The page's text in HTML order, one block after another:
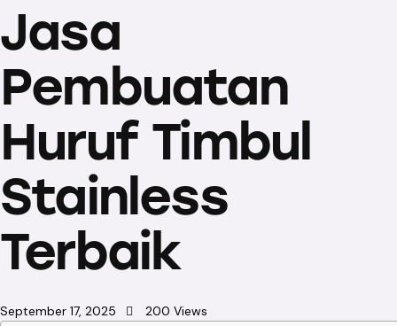
Jasa
Pembuatan
Huruf Timbul
Stainless
Terbaik
September 17, 2025 200 Views